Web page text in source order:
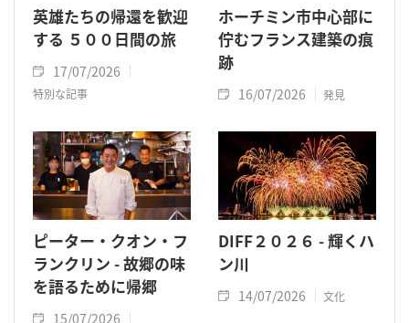
英雄たちの帰還を歓迎
する ５００日間の旅
17/07/2026
特別な記事
ホーチミン市中心部に
佇むフランス建築の痕
跡
16/07/2026 発見
ピーター・クオン・フ
ランクリン - 故郷の味
を語るために帰郷
15/07/2026
DIFF２０２６ - 輝くハ
ン川
14/07/2026 文化